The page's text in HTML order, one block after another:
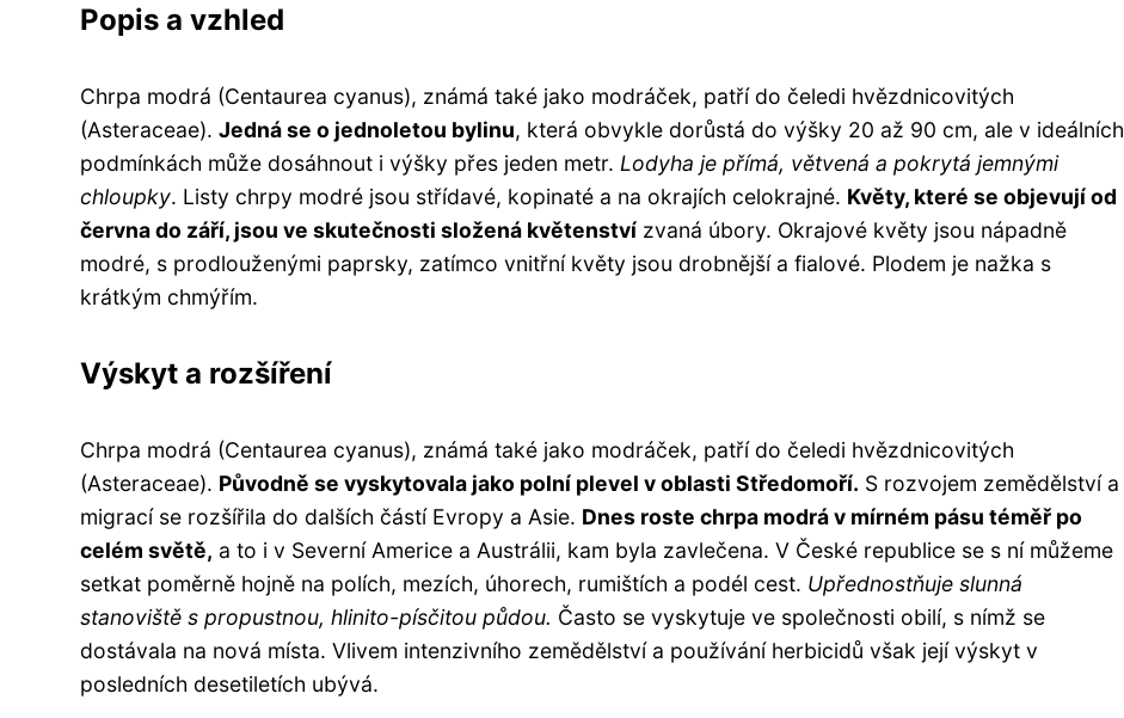
Popis a vzhled
Chrpa modrá (Centaurea cyanus), známá také jako modráček, patří do čeledi hvězdnicovitých
(Asteraceae). Jedná se o jednoletou bylinu, která obvykle dorůstá do výšky 20 až 90 cm, ale v ideálních
podmínkách může dosáhnout i výšky přes jeden metr. Lodyha je přímá, větvená a pokrytá jemnými
chloupky. Listy chrpy modré jsou střídavé, kopinaté a na okrajích celokrajné. Květy, které se objevují od
června do září, jsou ve skutečnosti složená květenství zvaná úbory. Okrajové květy jsou nápadně
modré, s prodlouženými paprsky, zatímco vnitřní květy jsou drobnější a fialové. Plodem je nažka s
krátkým chmýřím.
Výskyt a rozšíření
Chrpa modrá (Centaurea cyanus), známá také jako modráček, patří do čeledi hvězdnicovitých
(Asteraceae). Původně se vyskytovala jako polní plevel v oblasti Středomoří. S rozvojem zemědělství a
migrací se rozšířila do dalších částí Evropy a Asie. Dnes roste chrpa modrá v mírném pásu téměř po
celém světě, a to i v Severní Americe a Austrálii, kam byla zavlečena. V České republice se s ní můžeme
setkat poměrně hojně na polích, mezích, úhorech, rumištích a podél cest. Upřednostňuje slunná
stanoviště s propustnou, hlinito-písčitou půdou. Často se vyskytuje ve společnosti obilí, s nímž se
dostávala na nová místa. Vlivem intenzivního zemědělství a používání herbicidů však její výskyt v
posledních desetiletích ubývá.